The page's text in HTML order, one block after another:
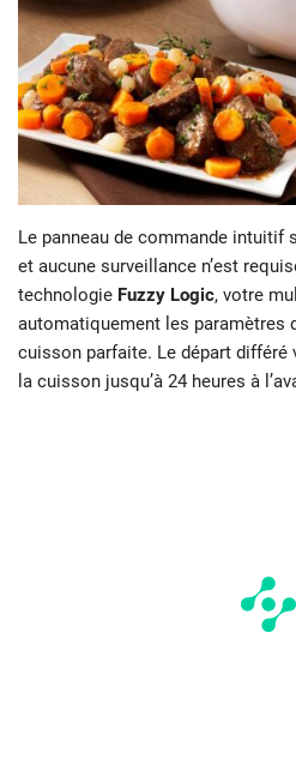
Le panneau de commande
et aucune surveillance n’est
technologie Fuzzy Logic, votre
automatiquement les paramètres
cuisson parfaite. Le départ différé
la cuisson jusqu’à 24 heures à